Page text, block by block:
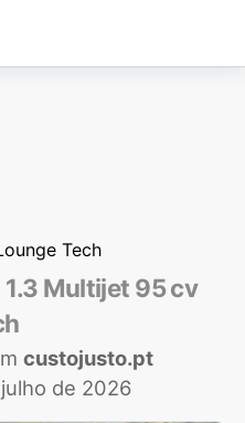
Tech
1.3 Multijet 95 cv
custojusto.pt
de 2026